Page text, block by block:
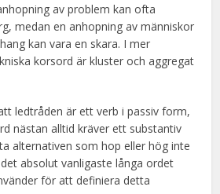
av problem kan ofta
medan en anhopning av människor
kan vara en skara. I mer
korsord är kluster och aggregat
ledtråden är ett verb i passiv form,
nästan alltid kräver ett substantiv
alternativen som hop eller hög inte
absolut vanligaste långa ordet
för att definiera detta